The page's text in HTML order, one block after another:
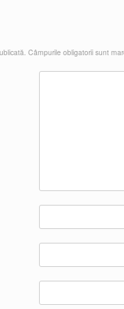
Câmpurile obligatorii sunt